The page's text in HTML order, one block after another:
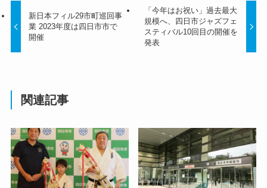
新日本フィル29市町巡回事
業 2023年度は四日市市で
開催
「今年はお祝い」過去最大
規模へ、四日市ジャズフェ
スティバル10回目の開催を
発表
関連記事